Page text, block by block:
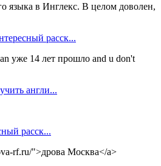
языка в Инглекс. В целом доволен,
расск...
уже 14 лет прошло and u don't
англи...
расск...
rf.ru/">дрова Москва</a>